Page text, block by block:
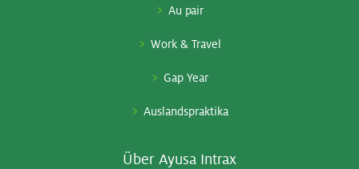
Au pair
Work & Travel
Gap Year
Auslandspraktika
Über Ayu­sa In­trax